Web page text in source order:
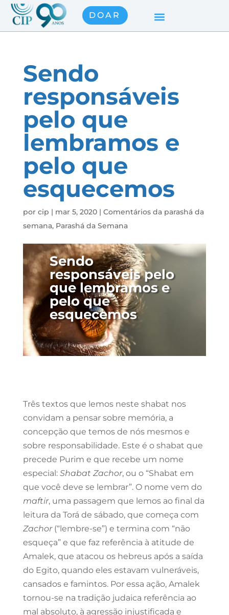
DOAR
Sendo
responsáveis
pelo que
lembramos e
pelo que
esquecemos
por cip | mar 5, 2020| Comentários da parashá da
semana, Parashá da Semana
Sendo
responsáveis pelo
que lembramos e
pelo que
esquecemos
Três textos que lemos neste shabat nos
convidam a pensar sobre memória, a
concepção que temos de nós mesmos e
sobre responsabilidade. Este é o shabat que
precede Purim e que recebe um nome
especial: Shabat Zachor, ou o “Shabat em
que você deve se lembrar”. O nome vem do
maftir, uma passagem que lemos ao final da
leitura da Torá de sábado, que começa com
Zachor(“lembre-se”) e termina com “não
esqueça” e que faz referência à atitude de
Amalek, que atacou os hebreus após a saída
do Egito, quando eles estavam vulneráveis,
cansados e famintos. Por essa ação, Amalek
tornou-se na tradição judaica referência ao
mal absoluto, à agressão injustificada e